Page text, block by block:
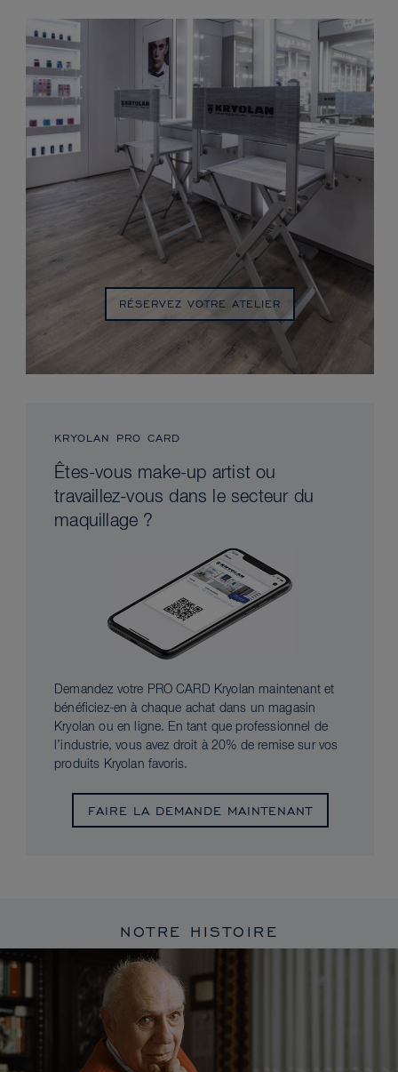
RÉSERVEZ VOTRE ATELIER
KRYOLAN PRO CARD
Êtes-vous make-up artist ou
travaillez-vous dans le secteur du
maquillage ?
Demandez votre PRO CARD Kryolan maintenant et
bénéficiez-en à chaque achat dans un magasin
Kryolan ou en ligne. En tant que professionnel de
l’industrie, vous avez droit à 20% de remise sur vos
produits Kryolan favoris.
FAIRE LA DEMANDE MAINTENANT
NOTRE HISTOIRE